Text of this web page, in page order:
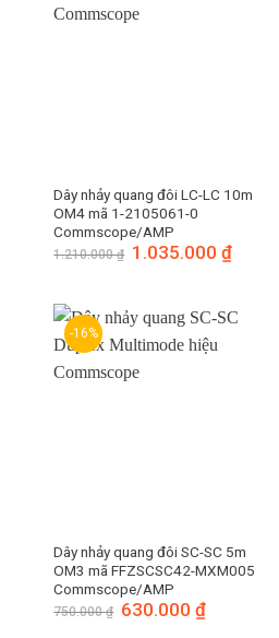
Dây nhảy quang đôi LC-LC 10m
OM4 mã 1-2105061-0
Commscope/AMP
1.210.000₫ Giá
gốc
1.035.000 ₫Giá
-16%
Dây nhảy quang đôi SC-SC 5m
OM3 mã FFZSCSC42-MXM005
Commscope/AMP
750.000₫ Giá
gốc
630.000 ₫Giá